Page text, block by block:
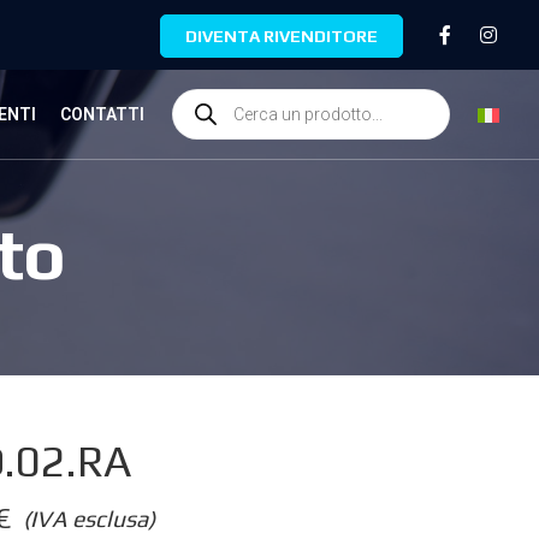
DIVENTA RIVENDITORE
CONTATTI
(IVA esclusa)